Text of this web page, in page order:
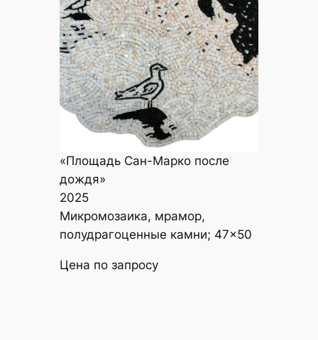
«Площадь Сан-Марко после
дождя»
2025
Микромозаика, мрамор,
полудрагоценные камни; 47×50
Цена по запросу